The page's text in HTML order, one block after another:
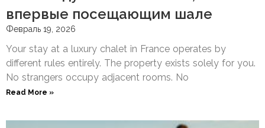
впервые посещающим шале
Февраль 19, 2026
Your stay at a luxury chalet in France operates by
different rules entirely. The property exists solely for you.
No strangers occupy adjacent rooms. No
Read More »